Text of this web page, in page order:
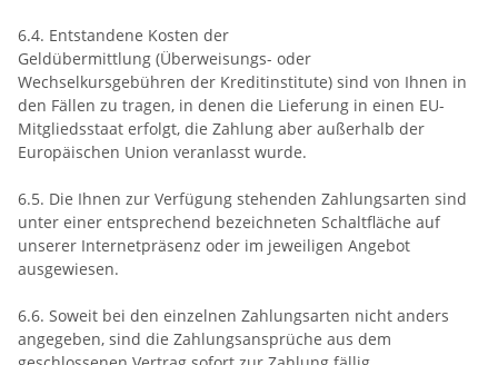
6.4. Entstandene Kosten der
Geldübermittlung (Überweisungs- oder
Wechselkursgebühren der Kreditinstitute) sind von Ihnen in
den Fällen zu tragen, in denen die Lieferung in einen EU-
Mitgliedsstaat erfolgt, die Zahlung aber außerhalb der
Europäischen Union veranlasst wurde.
6.5. Die Ihnen zur Verfügung stehenden Zahlungsarten sind
unter einer entsprechend bezeichneten Schaltfläche auf
unserer Internetpräsenz oder im jeweiligen Angebot
ausgewiesen.
6.6. Soweit bei den einzelnen Zahlungsarten nicht anders
angegeben, sind die Zahlungsansprüche aus dem